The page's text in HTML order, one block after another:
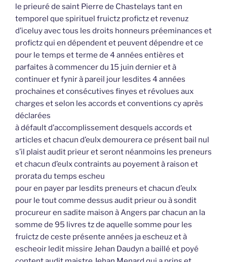
le prieuré de saint Pierre de Chastelays tant en
temporel que spirituel fruictz profictz et revenuz
d’iceluy avec tous les droits honneurs préeminances et
profictz qui en dépendent et peuvent dépendre et ce
pour le temps et terme de 4 années entières et
parfaites à commencer du 15 juin dernier et à
continuer et fynir à pareil jour lesdites 4 années
prochaines et consécutives finyes et révolues aux
charges et selon les accords et conventions cy après
déclarées
à défault d’accomplissement desquels accords et
articles et chacun d’eulx demourera ce présent bail nul
s’il plaist audit prieur et seront néanmoins les preneurs
et chacun d’eulx contraints au poyement à raison et
prorata du temps escheu
pour en payer par lesdits preneurs et chacun d’eulx
pour le tout comme dessus audit prieur ou à sondit
procureur en sadite maison à Angers par chacun an la
somme de 95 livres tz de aquelle somme pour les
fruictz de ceste présente années ja escheuz et à
escheoir ledit missire Jehan Daudyn a baillé et poyé